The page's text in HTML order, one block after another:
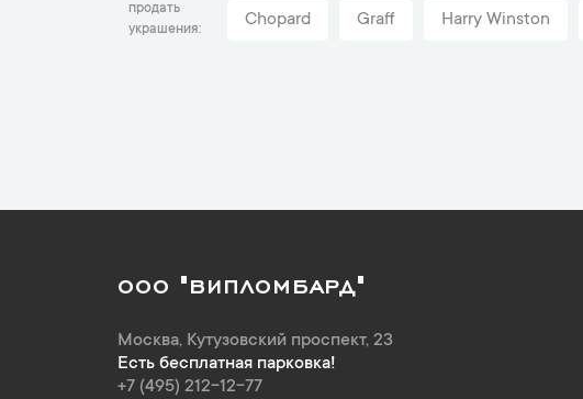
продать
украшения
Chopard Graff Harry Winston
ООО "ВИПЛОМБАРД"
Москва, Кутузовский проспект, 23
Есть бесплатная парковка!
+7 (495) 212-12-77